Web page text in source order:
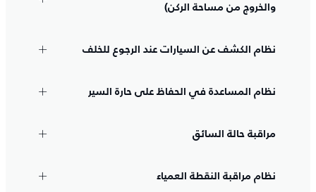
والخروج من مساحة الركن)
نظام الكشف عن السيارات عند الرجوع للخلف
نظام المساعدة في الحفاظ على حارة السير
مراقبة حالة السائق
نظام مراقبة النقطة العمياء